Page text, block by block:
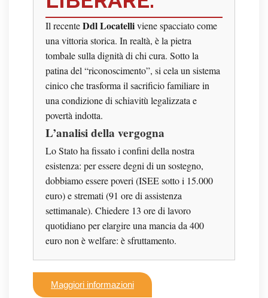
Il recenteDdl Locatelliviene spacciato come
una vittoria storica. In realtà, è la pietra
tombale sulla dignità di chi cura. Sotto la
patina del “riconoscimento”, si cela un sistema
cinico che trasforma il sacrificio familiare in
una condizione di schiavitù legalizzata e
povertà indotta.
L’analisi della vergogna
Lo Stato ha fissato i confini della nostra
esistenza: per essere degni di un sostegno,
dobbiamo essere poveri (ISEE sotto i 15.000
euro) e stremati (91 ore di assistenza
settimanale). Chiedere 13 ore di lavoro
quotidiano per elargire una mancia da 400
euro non è welfare: è sfruttamento.
Maggiori informazioni